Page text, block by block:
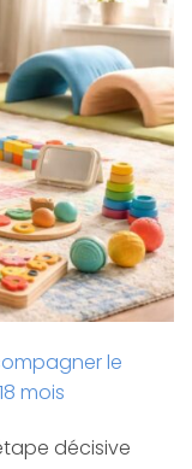
le
mois
décisive